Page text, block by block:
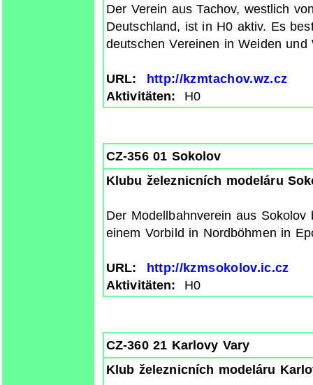
Der Verein aus Tachov, westlich
Deutschland, ist in H0 aktiv. Es
deutschen Vereinen in Weiden und
URL:
http://kzmtachov.wz.cz
Aktivitäten:
H0
CZ-356 01 Sokolov
Klubu železnicních modeláru
Der Modellbahnverein aus
einem Vorbild in Nordböhmen in
URL:
http://kzmsokolov.ic.cz
Aktivitäten:
H0
CZ-360 21 Karlovy Vary
Klub železnicních modeláru